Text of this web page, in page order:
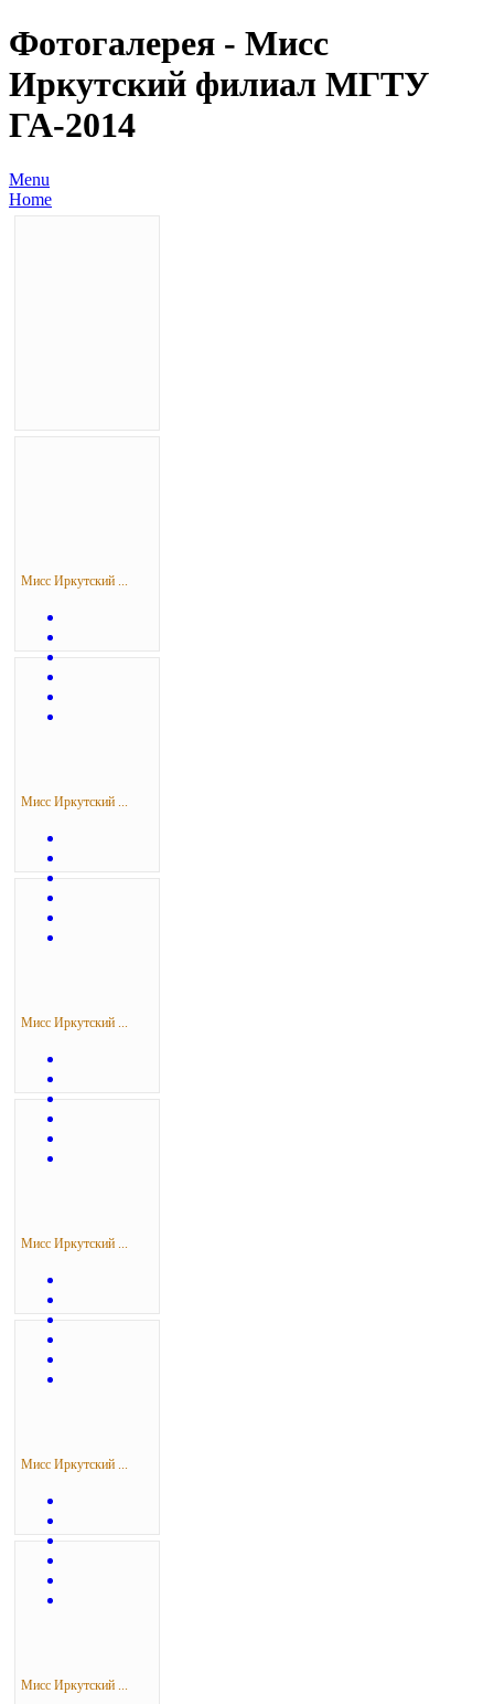
Фотогалерея - Мисс
Иркутский филиал МГТУ
ГА-2014
Menu
Home
Мисс Иркутский ...
Мисс Иркутский ...
Мисс Иркутский ...
Мисс Иркутский ...
Мисс Иркутский ...
Мисс Иркутский ...